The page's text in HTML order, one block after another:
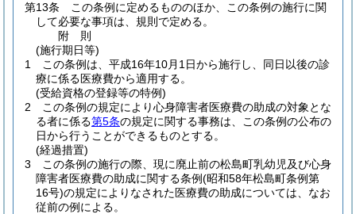
第13条
この条例に定めるもののほか、この条例の施行に関
して必要な事項は、規則で定める。
附 則
(施行期日等)
1
この条例は、平成16年10月1日から施行し、同日以後の診
療に係る医療費から適用する。
(受給資格の登録等の特例)
2
この条例の規定により心身障害者医療費の助成の対象とな
る者に係る第5条の規定に関する事務は、この条例の公布の
日から行うことができるものとする。
(経過措置)
3
この条例の施行の際、現に廃止前の松島町乳幼児及び心身
障害者医療費の助成に関する条例(昭和58年松島町条例第
16号)の規定によりなされた医療費の助成については、なお
従前の例による。